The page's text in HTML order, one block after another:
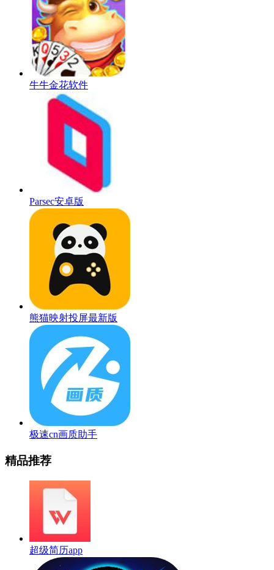
牛牛金花软件
Parsec安卓版
熊猫映射投屏最新版
极速cn画质助手
精品推荐
超级简历app